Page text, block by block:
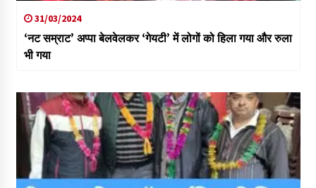
31/03/2024
‘नट सम्राट’ अप्पा बेलवेलकर ‘गेयटी’ में लोगों को हिला गया और रुला
भी गया